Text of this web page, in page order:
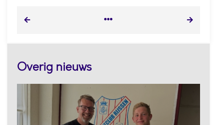
Overig nieuws